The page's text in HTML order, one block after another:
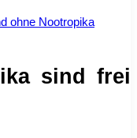
ohne Nootropika
sind frei